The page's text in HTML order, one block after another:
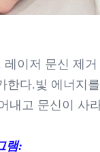
이저 문신 제
한다.빛 에너지
내고 문신이 사
램: